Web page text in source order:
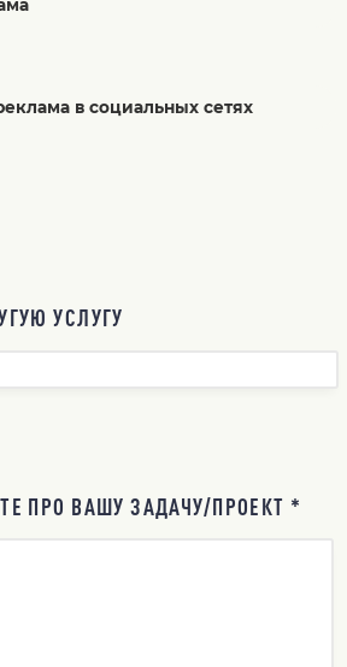
в социальных сетях
УСЛУГУ
ПРО ВАШУ ЗАДАЧУ/ПРОЕКТ *